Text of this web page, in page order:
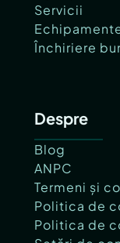
Servicii
Închiriere
Despre
Blog
ANPC
Termeni și
Politica de
Politica de